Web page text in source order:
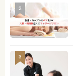
2
3